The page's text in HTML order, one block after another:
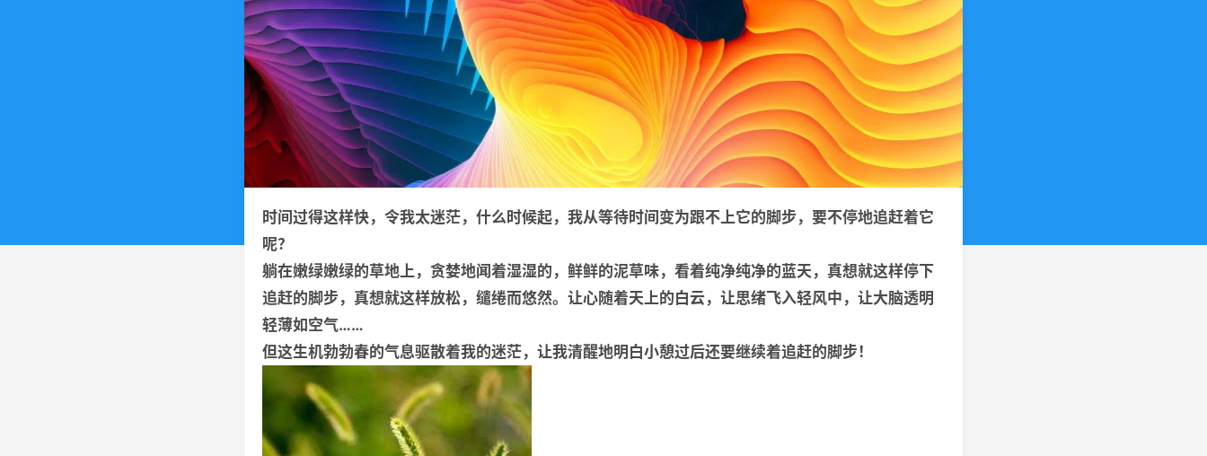
时间过得这样快，令我太迷茫，什么时候起，我从等待时间变为跟不上它的脚步，要不停地追赶着它
呢？
躺在嫩绿嫩绿的草地上，贪婪地闻着湿湿的，鲜鲜的泥草味，看着纯净纯净的蓝天，真想就这样停下
追赶的脚步，真想就这样放松，缱绻而悠然。让心随着天上的白云，让思绪飞入轻风中，让大脑透明
轻薄如空气……
但这生机勃勃春的气息驱散着我的迷茫，让我清醒地明白小憩过后还要继续着追赶的脚步！